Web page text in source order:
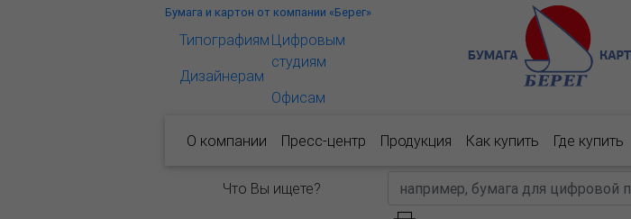
Бумага и картон от компании «Берег»
Типографиям
Дизайнерам
Цифровым
студиям
Офисам
О компании Пресс-центр Продукция Как купить Где купить
Что Вы ищете?